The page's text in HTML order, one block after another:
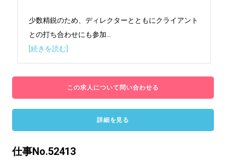
少数精鋭のため、ディレクターとともにクライアント
との打ち合わせにも参加
[続きを読む]
この求人について問い合わせる
詳細を見る
仕事No.52413